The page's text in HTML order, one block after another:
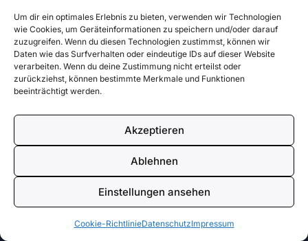
Um dir ein optimales Erlebnis zu bieten, verwenden wir Technologien
wie Cookies, um Geräteinformationen zu speichern und/oder darauf
zuzugreifen. Wenn du diesen Technologien zustimmst, können wir
Daten wie das Surfverhalten oder eindeutige IDs auf dieser Website
verarbeiten. Wenn du deine Zustimmung nicht erteilst oder
zurückziehst, können bestimmte Merkmale und Funktionen
beeinträchtigt werden.
Akzeptieren
Ablehnen
Einstellungen ansehen
Cookie-RichtlinieDatenschutzImpressum
Recht & Datenschutz
Impressum
Datenschutz
AGB
Cookies
© 2026 tattoo-vorlagen.com. All rights reserved.
Made with
für Tattoo Enthusiasten